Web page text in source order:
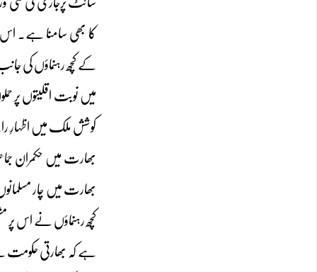
کے کچھ رہنماؤں کی
میں نوبت اقلیتوں پر
کوشش ملک میں اظہارِ
بھارت میں حکمران
بھارت میں چار
کچھ رہنماؤں نے اس پر
ہے کہ بھارتی حکومت نے